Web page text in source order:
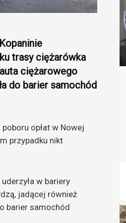
trasy ciężarówka
ciężarowego
do barier samochód
opłat w Nowej
przypadku nikt
w bariery
jadącej również
barier samochód